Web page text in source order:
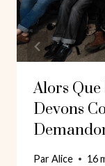
Alors
Devons
ParAlice 16